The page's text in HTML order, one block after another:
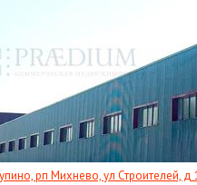
рп Михнево, ул Строителей, д